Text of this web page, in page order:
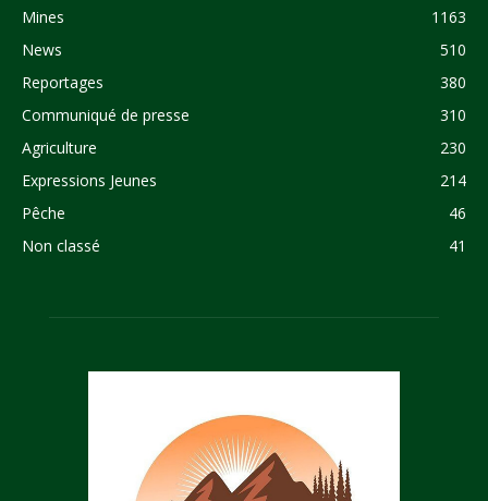
Mines
1163
News
510
Reportages
380
Communiqué de presse
310
Agriculture
230
Expressions Jeunes
214
Pêche
46
Non classé
41